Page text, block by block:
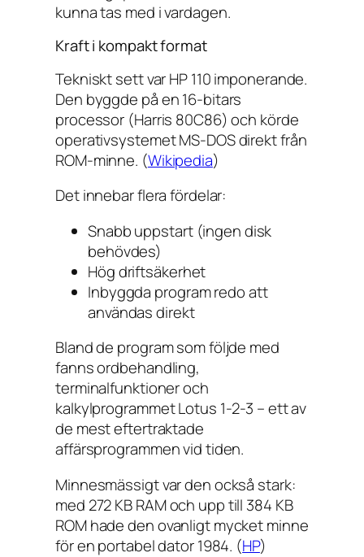
kunna tas med i vardagen.
Kraft i kompakt format
Tekniskt sett var HP 110 imponerande.
Den byggde på en 16-bitars
processor (Harris 80C86) och körde
operativsystemet MS-DOS direkt från
ROM-minne. (Wikipedia)
Det innebar flera fördelar:
Snabb uppstart (ingen disk
behövdes)
Hög driftsäkerhet
Inbyggda program redo att
användas direkt
Bland de program som följde med
fanns ordbehandling,
terminalfunktioner och
kalkylprogrammet Lotus 1-2-3 – ett av
de mest eftertraktade
affärsprogrammen vid tiden.
Minnesmässigt var den också stark:
med 272 KB RAM och upp till 384 KB
ROM hade den ovanligt mycket minne
för en portabel dator 1984. (HP)